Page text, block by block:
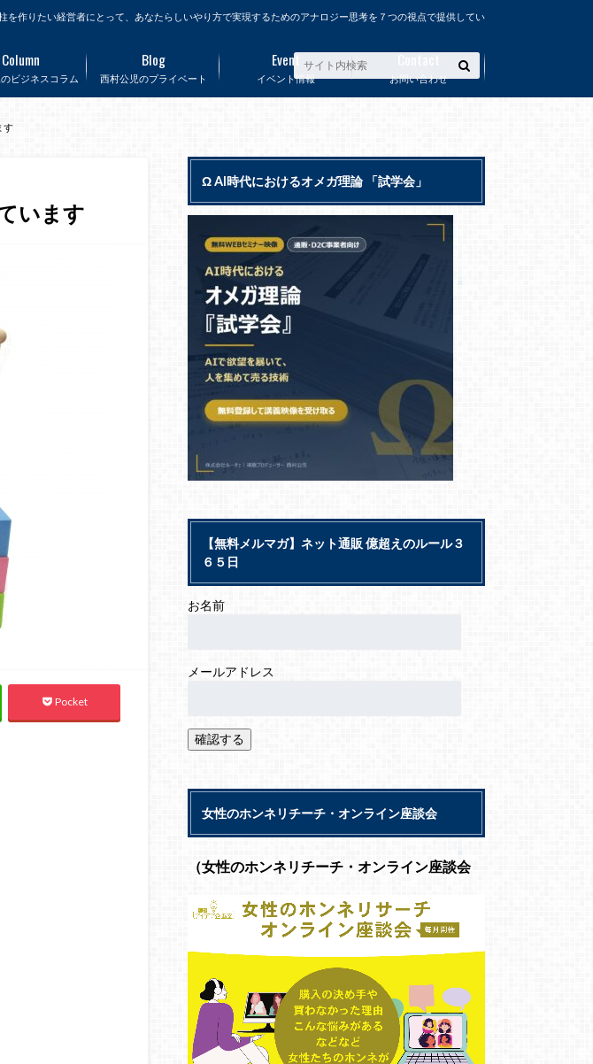
作りたい経営者にとって、あなたらしいやり方で実現するためのアナロジー思考を７つの視点で提供してい
ビジネスコラム
Column
西村公児のプライベート
Blog
イベント情報
Event
お問い合わせ
す
います
Pocket
Ω AI時代におけるオメガ理論 「試学会」
【無料メルマガ】ネット通販 億超えのルール３
６５日
お名前
メールアドレス
女性のホンネリチーチ・オンライン座談会
（女性のホンネリチーチ・オンライン座談会